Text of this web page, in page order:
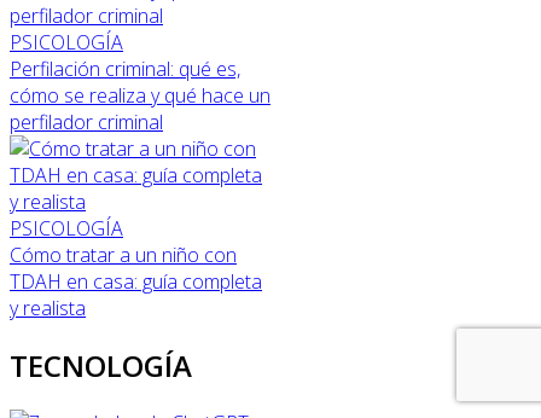
PSICOLOGÍA
Perfilación criminal: qué es,
cómo se realiza y qué hace un
perfilador criminal
PSICOLOGÍA
Cómo tratar a un niño con
TDAH en casa: guía completa
y realista
TECNOLOGÍA